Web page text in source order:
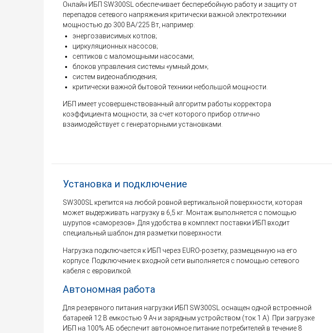
Онлайн ИБП SW300SL обеспечивает бесперебойную работу и защиту от
перепадов сетевого напряжения критически важной электротехники
мощностью до 300 ВА/225 Вт, например:
энергозависимых котлов;
циркуляционных насосов;
септиков с маломощными насосами;
блоков управления системы «умный дом»;
систем видеонаблюдения;
критически важной бытовой техники небольшой мощности.
ИБП имеет усовершенствованный алгоритм работы корректора
коэффициента мощности, за счет которого прибор отлично
взаимодействует с генераторными установками.
Установка и подключение
SW300SL крепится на любой ровной вертикальной поверхности, которая
может выдерживать нагрузку в 6,5 кг. Монтаж выполняется с помощью
шурупов «саморезов». Для удобства в комплект поставки ИБП входит
специальный шаблон для разметки поверхности.
Нагрузка подключается к ИБП через EURO-розетку, размещенную на его
корпусе. Подключение к входной сети выполняется с помощью сетевого
кабеля с евровилкой.
Автономная работа
Для резервного питания нагрузки ИБП SW300SL оснащен одной встроенной
батареей 12 В емкостью 9 Ач и зарядным устройством (ток 1 А). При загрузке
ИБП на 100% АБ обеспечит автономное питание потребителей в течение 8